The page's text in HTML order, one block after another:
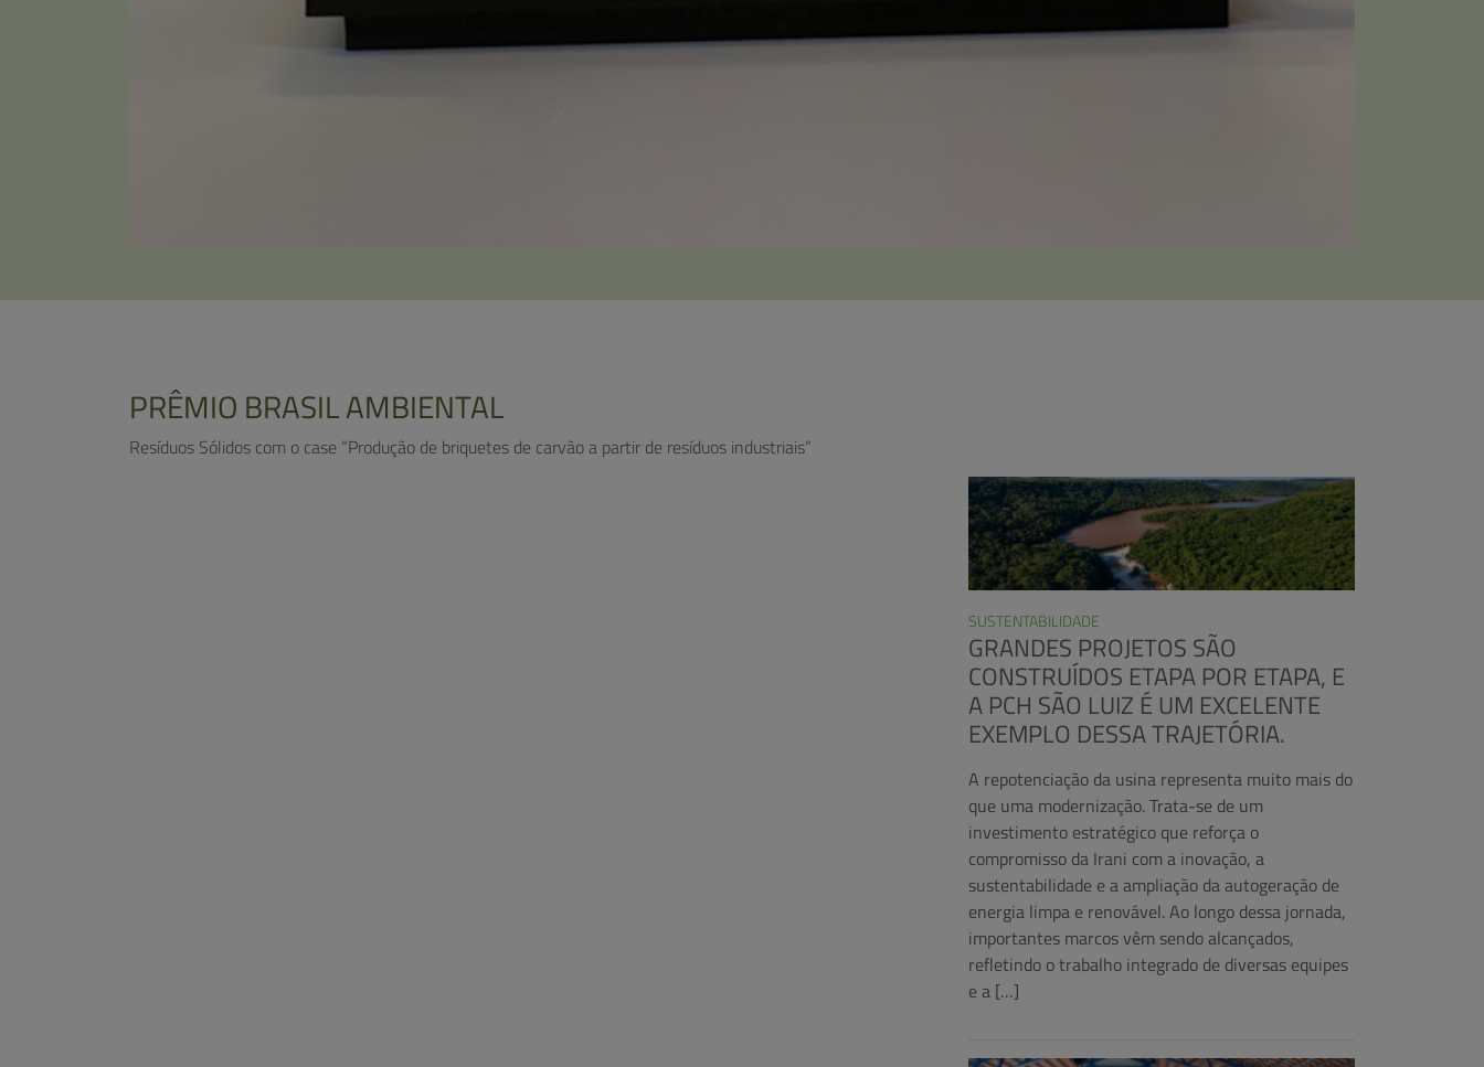
PRÊMIO BRASIL AMBIENTAL
Resíduos Sólidos com o case “Produção de briquetes de carvão a partir de resíduos industriais”
SUSTENTABILIDADE
GRANDES PROJETOS SÃO
CONSTRUÍDOS ETAPA POR ETAPA, E
A PCH SÃO LUIZ É UM EXCELENTE
EXEMPLO DESSA TRAJETÓRIA.
A repotenciação da usina representa muito mais do
que uma modernização. Trata-se de um
investimento estratégico que reforça o
compromisso da Irani com a inovação, a
sustentabilidade e a ampliação da autogeração de
energia limpa e renovável. Ao longo dessa jornada,
importantes marcos vêm sendo alcançados,
refletindo o trabalho integrado de diversas equipes
e a […]